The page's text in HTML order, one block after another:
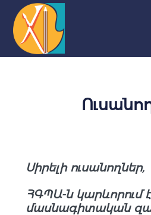
Սիրելի ուսանողներ,
ՀԳՊԱ-ն կարևորում
մասնագիտական